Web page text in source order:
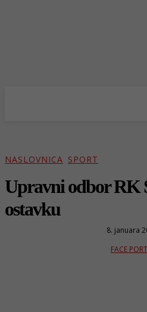
NASLOVNICA SPORT
Upravni odbor RK
ostavku
8. januara
FACE